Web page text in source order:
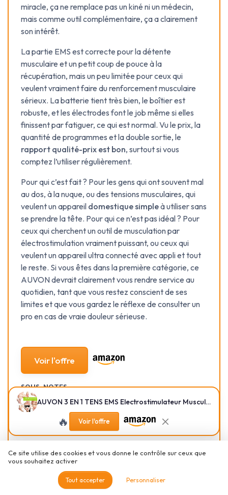
miracle, ça ne remplace pas un kiné ni un médecin,
mais comme outil complémentaire, ça a clairement
son intérêt.
La partie EMS est correcte pour la détente
musculaire et un petit coup de pouce à la
récupération, mais un peu limitée pour ceux qui
veulent vraiment faire du renforcement musculaire
sérieux. La batterie tient très bien, le boîtier est
robuste, et les électrodes font le job même si elles
finissent par fatiguer, ce qui est normal. Vu le prix, la
quantité de programmes et la double sortie, le
rapport qualité-prix est bon, surtout si vous
comptez l’utiliser régulièrement.
Pour qui c’est fait ? Pour les gens qui ont souvent mal
au dos, à la nuque, ou des tensions musculaires, qui
veulent un appareil domestique simpleà utiliser sans
se prendre la tête. Pour qui ce n’est pas idéal ? Pour
ceux qui cherchent un outil de musculation par
électrostimulation vraiment puissant, ou ceux qui
veulent un appareil ultra connecté avec appli et tout
le reste. Si vous êtes dans la première catégorie, ce
AUVON devrait clairement vous rendre service au
quotidien, tant que vous restez conscient de ses
limites et que vous gardez le réflexe de consulter un
pro en cas de vraie douleur sérieuse.
Voir l'offre
SOUS-NOTES
RAPPORT QUALITÉ-PRIX :
FRANCHEMENT PAS MAL
POUR UN USAGE MAISON
RÉGULIER
DESIGN & PRISE EN MAIN :
SIMPLE, COMPACT, UN PEU
OLD SCHOOL MAIS
EFFICACE
BATTERIE : ON RECHARGE
RAREMENT, ET C’EST TRÈS
BIEN COMME ÇA
LES PADS FINISSENT PAR
AUVON 3 EN 1 TENS EMS Electrostimulateur Musculaire de Canaux Double pour le soulagement de la douleur, la stimulation musculaire, et la massage relaxation, 24 programmes de Massage + 12 électrodes Argent
🔥 Voir l'offre
Ce site utilise des cookies et vous donne le contrôle sur ceux que
vous souhaitez activer
Tout accepter Personnaliser